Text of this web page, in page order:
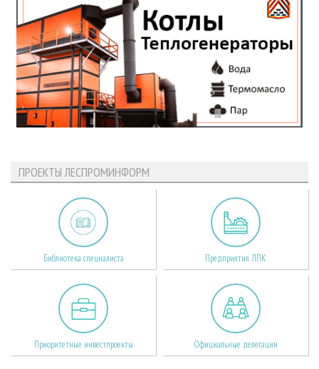
ПРОЕКТЫ ЛЕСПРОМИНФОРМ
Библиотека специалиста Предприятия ЛПК
Приоритетные инвестпроекты Официальные делегации